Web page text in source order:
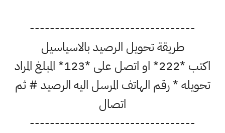
---------------------------------
طريقة تحويل الرصيد بالاسياسيل
اكتب *222* او اتصل على *123* المبلغ المراد
تحويله * رقم الهاتف المرسل اليه الرصيد # ثم
اتصال
---------------------------------